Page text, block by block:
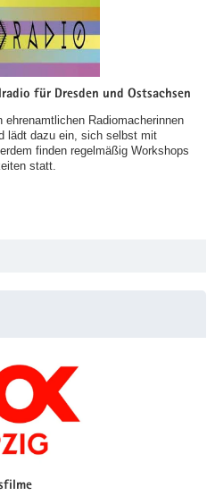
für Dresden und Ostsachsen
Radiomacherinnen
lädt dazu ein, sich selbst mit
finden regelmäßig Workshops
statt.